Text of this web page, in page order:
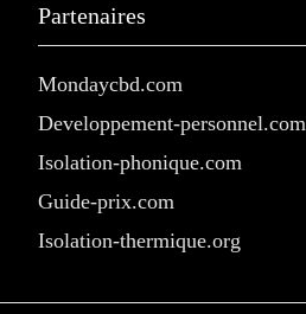
Partenaires
Mondaycbd.com
Developpement-personnel.com
Isolation-phonique.com
Guide-prix.com
Isolation-thermique.org